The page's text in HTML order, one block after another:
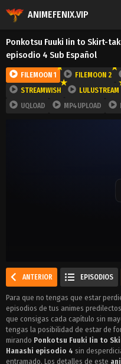
ANIMEFENIX.VIP
Ponkotsu Fuuki Iin to Skirt-
episodio 4 Sub Español
FILEMOON 1 FILEMOON 2
STREAMWISH
LULUSTREAM
UQLOAD
MP4UPLOAD
ANTERIOR EPISODIOS
Para que no tengas que estar
episodios de tus animes
que consigas cada capítulo sin
tengas la posibilidad de estar de
mirando Ponkotsu Fuuki Iin to
Hanashi episodio 4 sin
entramado. Los detalles de este